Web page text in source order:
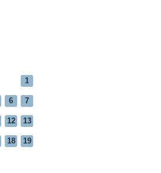
1
6 7
12 13
18 19